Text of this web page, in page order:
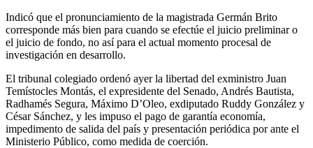
Indicó que el pronunciamiento de la magistrada Germán Brito
corresponde más bien para cuando se efectúe el juicio preliminar o
el juicio de fondo, no así para el actual momento procesal de
investigación en desarrollo.
El tribunal colegiado ordenó ayer la libertad del exministro Juan
Temístocles Montás, el expresidente del Senado, Andrés Bautista,
Radhamés Segura, Máximo D’Oleo, exdiputado Ruddy González y
César Sánchez, y les impuso el pago de garantía economía,
impedimento de salida del país y presentación periódica por ante el
Ministerio Público, como medida de coerción.